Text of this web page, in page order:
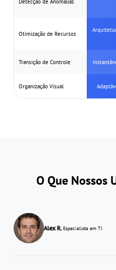
O Que Nossos
Alex R. Especialista em TI